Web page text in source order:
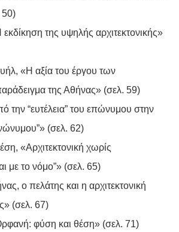
50)
της υψηλής αρχιτεκτονικής»
«Η αξία του έργου των
της Αθήνας» (σελ. 59)
την “ευτέλεια” του επώνυμου στην
(σελ. 62)
«Αρχιτεκτονική χωρίς
με το νόμο”» (σελ. 65)
ο πελάτης και η αρχιτεκτονική
(σελ. 67)
φύση και θέση» (σελ. 71)